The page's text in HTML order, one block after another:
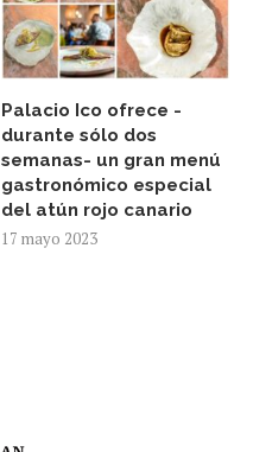
Palacio Ico ofrece -
durante sólo dos
semanas- un gran menú
gastronómico especial
del atún rojo canario
17 mayo 2023